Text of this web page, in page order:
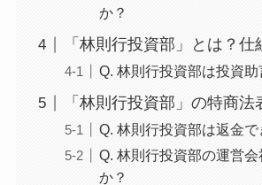
か？
「林則行投資部」とは？仕
Q. 林則行投資部は投資助
「林則行投資部」の特商法
Q. 林則行投資部は返金で
Q. 林則行投資部の運営
か？